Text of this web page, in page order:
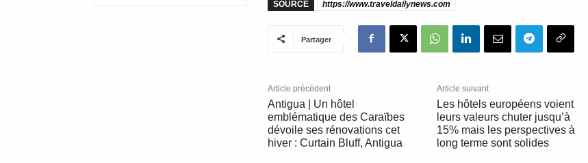
SOURCE https://www.traveldailynews.com
Partager
Article précédent
Antigua | Un hôtel
emblématique des Caraïbes
dévoile ses rénovations cet
hiver : Curtain Bluff, Antigua
Article suivant
Les hôtels européens voient
leurs valeurs chuter jusqu’à
15% mais les perspectives à
long terme sont solides